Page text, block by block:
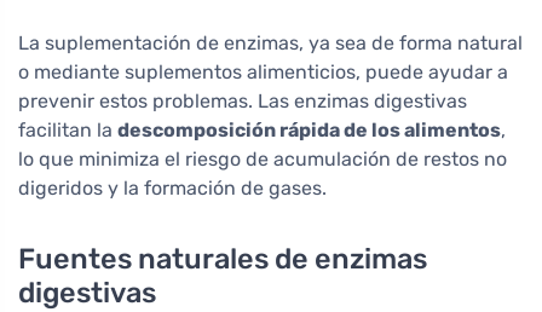
La suplementación de enzimas, ya sea de forma natural
o mediante suplementos alimenticios, puede ayudar a
prevenir estos problemas. Las enzimas digestivas
facilitan la descomposición rápida de los alimentos,
lo que minimiza el riesgo de acumulación de restos no
digeridos y la formación de gases.
Fuentes naturales de enzimas
digestivas